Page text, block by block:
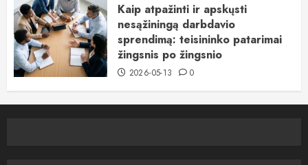
Kaip atpažinti ir apskųsti
nesąžiningą darbdavio
sprendimą: teisininko patarimai
žingsnis po žingsnio
2026-05-13 0